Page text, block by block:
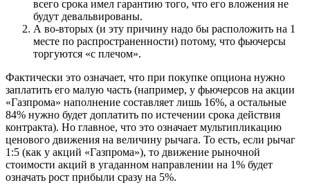
всего срока имел гарантию того, что его вложения не
будут девальвированы.
А во-вторых (и эту причину надо бы расположить на 1
месте по распространенности) потому, что фьючерсы
торгуются «с плечом».
Фактически это означает, что при покупке опциона нужно
заплатить его малую часть (например, у фьючерсов на акции
«Газпрома» наполнение составляет лишь 16%, а остальные
84% нужно будет доплатить по истечении срока действия
контракта). Но главное, что это означает мультипликацию
ценового движения на величину рычага. То есть, если рычаг
1:5 (как у акций «Газпрома»), то движение рыночной
стоимости акций в угаданном направлении на 1% будет
означать рост прибыли сразу на 5%.